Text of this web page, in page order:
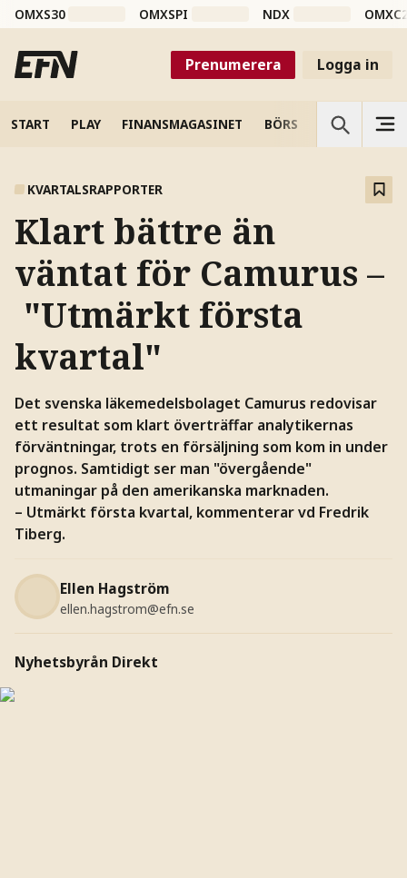
OMXS30 OMXSPI NDX
Prenumerera Logga in
START PLAY FINANSMAGASINET BÖRS VETENSKAP
KVARTALSRAPPORTER
Klart bättre än
väntat för Camurus –
"Utmärkt första
kvartal"
Det svenska läkemedelsbolaget Camurus redovisar
ett resultat som klart överträffar analytikernas
förväntningar, trots en försäljning som kom in under
prognos. Samtidigt ser man "övergående"
utmaningar på den amerikanska marknaden.
– Utmärkt första kvartal, kommenterar vd Fredrik
Tiberg.
Ellen Hagström
ellen.hagstrom@efn.se
Nyhetsbyrån Direkt